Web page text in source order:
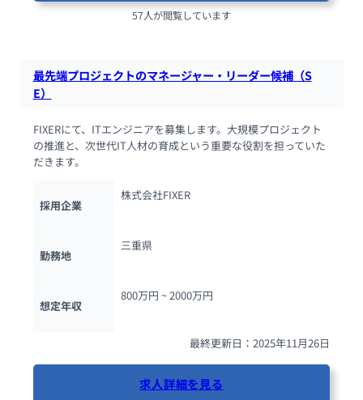
57人が閲覧しています
最先端プロジェクトのマネージャー・リーダー候補（S
E）
FIXERにて、ITエンジニアを募集します。大規模プロジェクト
の推進と、次世代IT人材の育成という重要な役割を担っていた
だきます。
採用企業
株式会社FIXER
勤務地
三重県
想定年収
800万円 ~ 2000万円
最終更新日：2025年11月26日
求人詳細を見る